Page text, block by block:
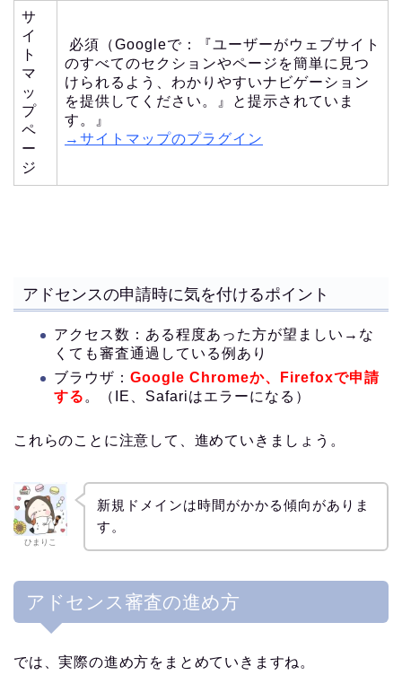
サ
イ
ト
マ
ッ
プ
ペ
ー
ジ
必須（Googleで：『ユーザーがウェブサイト
のすべてのセクションやページを簡単に見つ
けられるよう、わかりやすいナビゲーション
を提供してください。』と提示されていま
す。』
→サイトマップのプラグイン
アドセンスの申請時に気を付けるポイント
アクセス数：ある程度あった方が望ましい→な
くても審査通過している例あり
ブラウザ： Google Chromeか、Firefoxで申請
する 。（IE、Safariはエラーになる）
これらのことに注意して、進めていきましょう。
ひまりこ
新規ドメインは時間がかかる傾向がありま
す。
アドセンス審査の進め方
では、実際の進め方をまとめていきますね。